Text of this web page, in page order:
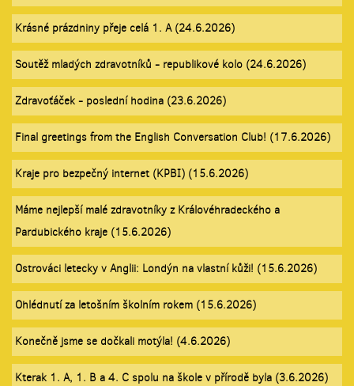
Krásné prázdniny přeje celá 1. A (24.6.2026)
Soutěž mladých zdravotníků - republikové kolo (24.6.2026)
Zdravoťáček - poslední hodina (23.6.2026)
Final greetings from the English Conversation Club! (17.6.2026)
Kraje pro bezpečný internet (KPBI) (15.6.2026)
Máme nejlepší malé zdravotníky z Královéhradeckého a
Pardubického kraje (15.6.2026)
Ostrováci letecky v Anglii: Londýn na vlastní kůži! (15.6.2026)
Ohlédnutí za letošním školním rokem (15.6.2026)
Konečně jsme se dočkali motýla! (4.6.2026)
Kterak 1. A, 1. B a 4. C spolu na škole v přírodě byla (3.6.2026)